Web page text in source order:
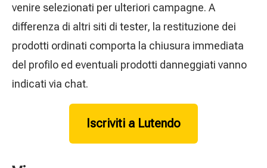
venire selezionati per ulteriori campagne. A
differenza di altri siti di tester, la restituzione dei
prodotti ordinati comporta la chiusura immediata
del profilo ed eventuali prodotti danneggiati vanno
indicati via chat.
Iscriviti a Lutendo